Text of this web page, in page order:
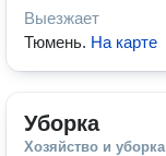
Выезжает
Тюмень. На карте
Уборка
Хозяйство и уборка